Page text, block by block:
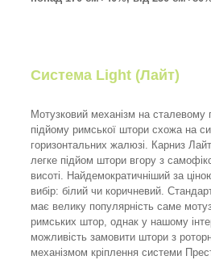
Система Light (Лайт)
Мотузковий механізм на сталевому
підйому римської штори схожа на
горизонтальних жалюзі. Карниз
легке підйом штори вгору з
висоті. Найдемократичніший за
вибір: білий чи коричневий.
має велику популярність саме
римських штор, однак у нашому
можливість замовити штори з
механізмом кріплення системи